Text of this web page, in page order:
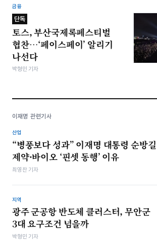
금융
단독
토스, 부산국제록페스티벌
협찬…‘페이스페이’ 알리기
나선다
박형민 기자
이재명 관련기사
산업
“병풍보다 성과” 이재명 대통령 순방길
제약·바이오 ‘핀셋 동행’ 이유
최영찬 기자
지역
광주 군공항 반도체 클러스터, 무안군
3대 요구조건 넘을까
박형민 기자